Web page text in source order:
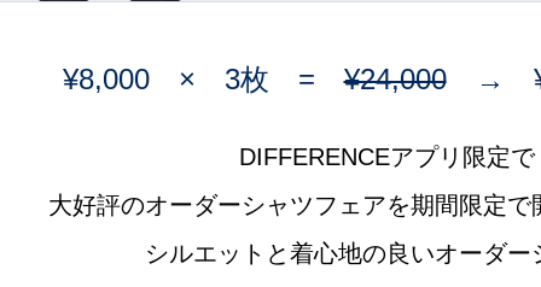
¥8,000 × 3枚 =¥24,000→
DIFFERENCEアプリ限定で
大好評のオーダーシャツフェアを期間限定で
シルエットと着心地の良いオーダー